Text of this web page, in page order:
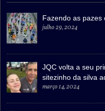
Fazendo as pazes
julho 29, 2024
JQC volta a seu
sitezinho da silva
março 14, 2024